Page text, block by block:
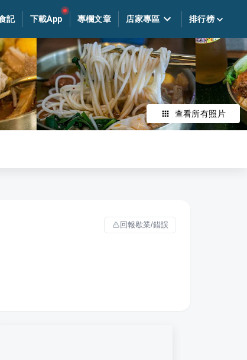
記 下載App 專欄文章 店家專區 排行榜
查看所有照片
回報歇業/錯誤